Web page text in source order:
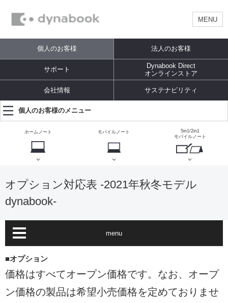
MENU
個人のお客様 法人のお客様
サポート
Dynabook Direct
オンラインストア
会社情報 サステナビリティ
個人のお客様のメニュー
ホームノート モバイルノート
5in1/2in1
モバイルノート
オプション対応表 -2021年秋冬モデル
dynabook-
menu
■オプション
価格はすべてオープン価格です。なお、オープ
ン価格の製品は希望小売価格を定めておりませ